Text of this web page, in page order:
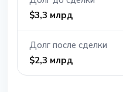
$3,3 млрд
Долг после сделки
$2,3 млрд